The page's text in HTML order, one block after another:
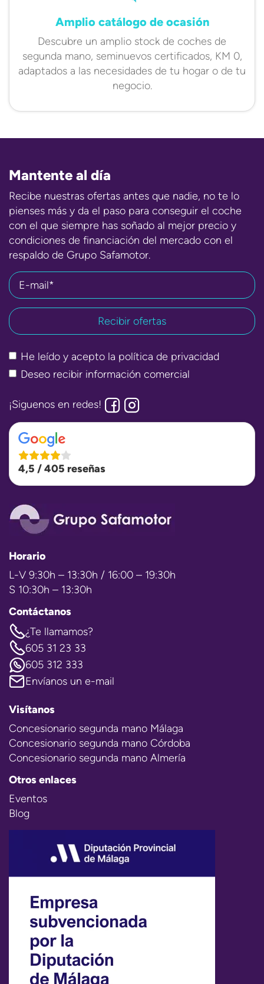
Amplio catálogo de ocasión
Descubre un amplio stock de coches de
segunda mano, seminuevos certificados, KM 0,
adaptados a las necesidades de tu hogar o de tu
negocio.
Mantente al día
Recibe nuestras ofertas antes que nadie, no te lo
pienses más y da el paso para conseguir el coche
con el que siempre has soñado al mejor precio y
condiciones de financiación del mercado con el
respaldo de Grupo Safamotor.
E-mail*
He leído y acepto la política de privacidad
Deseo recibir información comercial
¡Siguenos en redes!
4,5 / 405 reseñas
Horario
L-V 9:30h – 13:30h / 16:00 – 19:30h
S 10:30h – 13:30h
Contáctanos
¿Te llamamos?
605 31 23 33
605 312 333
Envíanos un e-mail
Visítanos
Concesionario segunda mano Málaga
Concesionario segunda mano Córdoba
Concesionario segunda mano Almería
Otros enlaces
Eventos
Blog